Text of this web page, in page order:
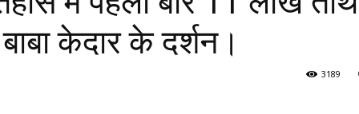
केदार के दर्शन।
3189